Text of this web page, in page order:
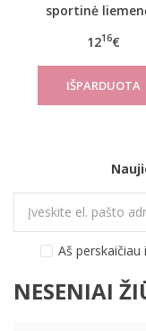
sportinė
1216€
Aš perskaičiau
NESENIAI